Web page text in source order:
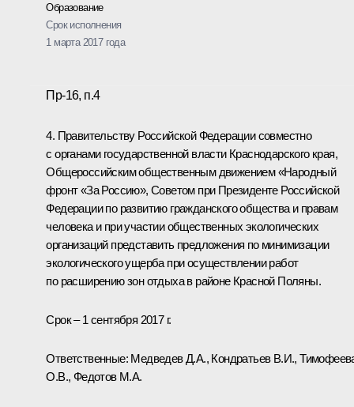
Образование
Срок исполнения
1 марта 2017 года
Пр-16, п.4
4. Правительству Российской Федерации совместно
с органами государственной власти Краснодарского края,
Общероссийским общественным движением «Народный
фронт «За Россию», Советом при Президенте Российской
Федерации по развитию гражданского общества и правам
человека и при участии общественных экологических
организаций представить предложения по минимизации
экологического ущерба при осуществлении работ
по расширению зон отдыха в районе Красной Поляны.
Срок – 1 сентября 2017 г.
Ответственные: Медведев Д.А., Кондратьев В.И.,
О.В., Федотов М.А.